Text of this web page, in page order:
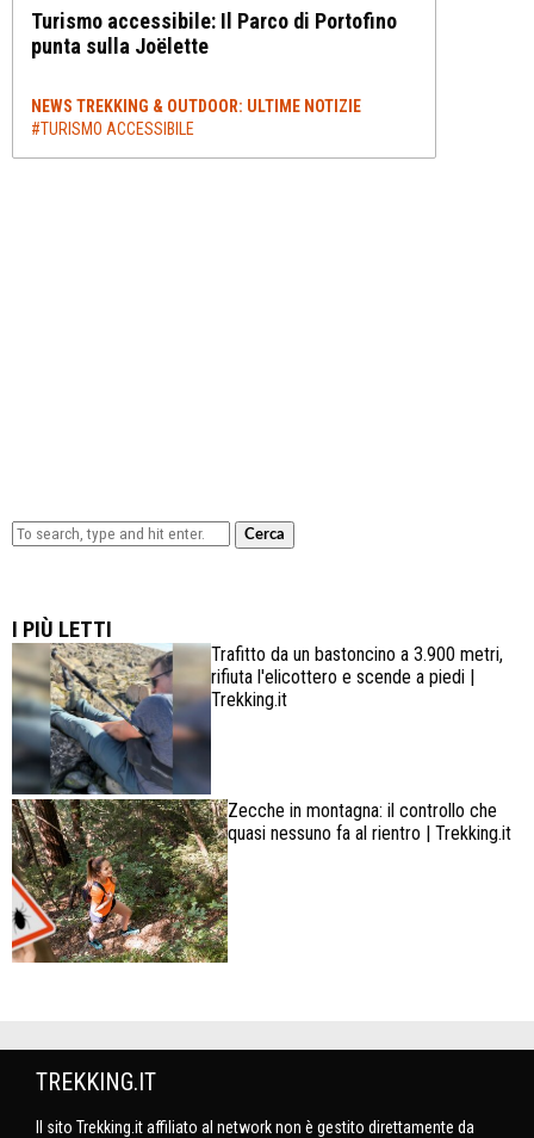
Turismo accessibile: Il Parco di Portofino
punta sulla Joëlette
NEWS TREKKING & OUTDOOR: ULTIME NOTIZIE
#TURISMO ACCESSIBILE
Cerca
I PIÙ LETTI
Trafitto da un bastoncino a 3.900 metri,
rifiuta l'elicottero e scende a piedi |
Trekking.it
Zecche in montagna: il controllo che
quasi nessuno fa al rientro | Trekking.it
TREKKING.IT
Il sito Trekking.it affiliato al network non è gestito direttamente da